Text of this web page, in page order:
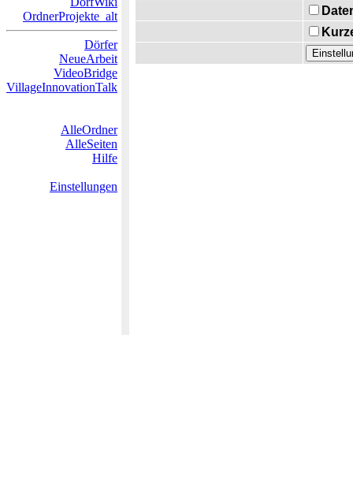
OrdnerProjekte_alt
Dörfer
NeueArbeit
VideoBridge
VillageInnovationTalk
AlleOrdner
AlleSeiten
Hilfe
Einstellungen